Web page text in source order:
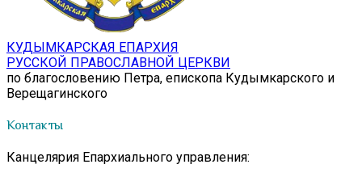
КУДЫМКАРСКАЯ ЕПАРХИЯ
РУССКОЙ ПРАВОСЛАВНОЙ ЦЕРКВИ
по благословению Петра, епископа Кудымкарского и
Верещагинского
Контакты
Канцелярия Епархиального управления: